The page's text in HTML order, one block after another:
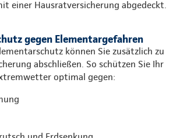
einer Hausratversicherung abgedeckt.
gegen Elementargefahren
können Sie zusätzlich zu
abschließen. So schützen Sie Ihr
optimal gegen: